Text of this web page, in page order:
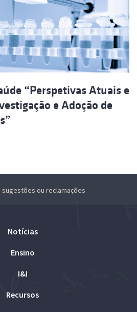
“Perspetivas Atuais e
e Adoção de
sugestões ou reclamações
Notícias
Ensino
I&I
Recursos